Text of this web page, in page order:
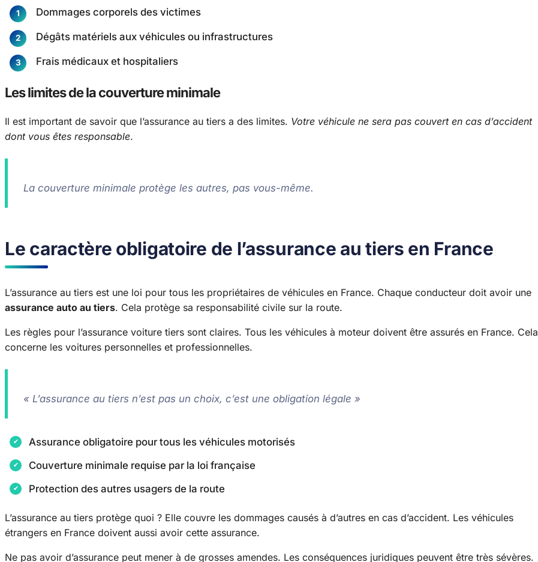
Dommages corporels des victimes
Dégâts matériels aux véhicules ou infrastructures
Frais médicaux et hospitaliers
Les limites de la couverture minimale
Il est important de savoir que l’assurance au tiers a des limites. Votre véhicule ne sera pas couvert en cas d’accident
dont vous êtes responsable.
La couverture minimale protège les autres, pas vous-même.
Le caractère obligatoire de l’assurance au tiers en France
L’assurance au tiers est une loi pour tous les propriétaires de véhicules en France. Chaque conducteur doit avoir une
assurance auto au tiers. Cela protège sa responsabilité civile sur la route.
Les règles pour l’assurance voiture tiers sont claires. Tous les véhicules à moteur doivent être assurés en France. Cela
concerne les voitures personnelles et professionnelles.
« L’assurance au tiers n’est pas un choix, c’est une obligation légale »
Assurance obligatoire pour tous les véhicules motorisés
Couverture minimale requise par la loi française
Protection des autres usagers de la route
L’assurance au tiers protège quoi ? Elle couvre les dommages causés à d’autres en cas d’accident. Les véhicules
étrangers en France doivent aussi avoir cette assurance.
Ne pas avoir d’assurance peut mener à de grosses amendes. Les conséquences juridiques peuvent être très sévères.